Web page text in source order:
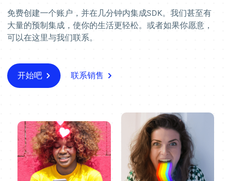
免费创建一个账户，并在几分钟内集成SDK。我们甚至有
大量的预制集成，使你的生活更轻松。或者如果你愿意，
可以在这里与我们联系。
开始吧 联系销售